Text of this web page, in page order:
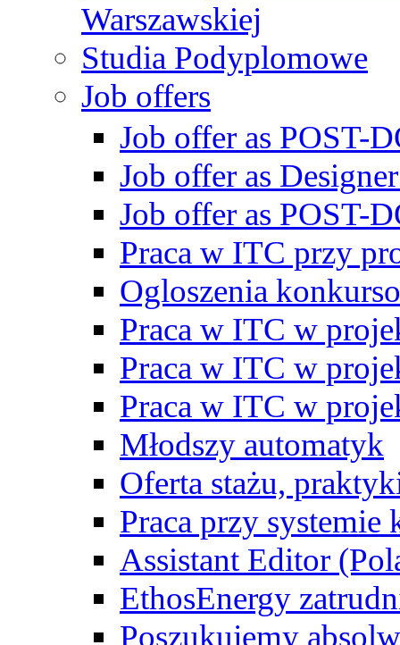
Warszawskiej
Studia Podyplomowe
Job offers
Job offer as POST-
Job offer as
Job offer as POST-
Praca w ITC przy
Ogloszenia
Praca w ITC w
Praca w ITC w
Praca w ITC w
Młodszy automatyk
Oferta stażu,
Praca przy
Assistant Editor
EthosEnergy
Poszukujemy